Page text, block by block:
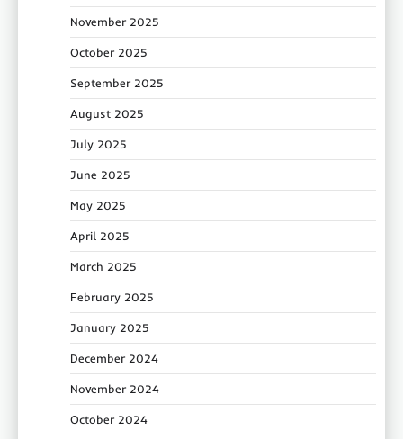
November 2025
October 2025
September 2025
August 2025
July 2025
June 2025
May 2025
April 2025
March 2025
February 2025
January 2025
December 2024
November 2024
October 2024